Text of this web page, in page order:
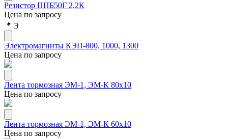
Резистор ППБ50Г 2,2К
Цена по запросу
Э
Электромагниты КЭП-800, 1000, 1300
Цена по запросу
Лента тормозная ЭМ-1, ЭМ-К 80х10
Цена по запросу
Лента тормозная ЭМ-1, ЭМ-К 60х10
Цена по запросу